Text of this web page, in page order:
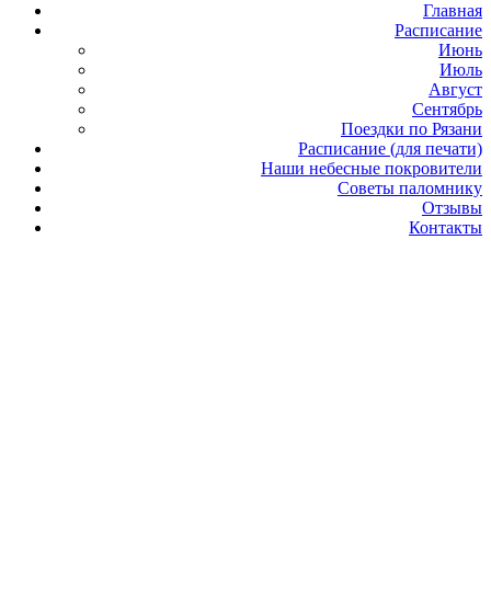
Главная
Расписание
Июнь
Июль
Август
Сентябрь
Поездки по Рязани
Расписание (для печати)
Наши небесные покровители
Советы паломнику
Отзывы
Контакты